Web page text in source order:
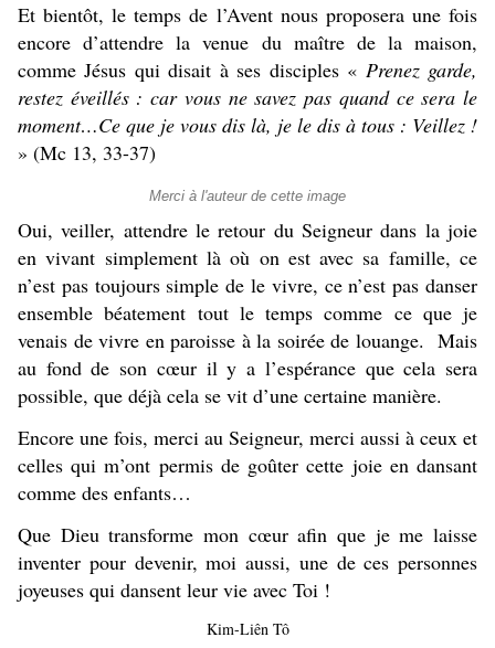
Et bientôt, le temps de l’Avent nous proposera une fois
encore d’attendre la venue du maître de la maison,
comme Jésus qui disait à ses disciples « Prenez garde,
restez éveillés : car vous ne savez pas quand ce sera le
moment…Ce que je vous dis là, je le dis à tous : Veillez !
» (Mc 13, 33-37)
Merci à l'auteur de cette image
Oui, veiller, attendre le retour du Seigneur dans la joie
en vivant simplement là où on est avec sa famille, ce
n’est pas toujours simple de le vivre, ce n’est pas danser
ensemble béatement tout le temps comme ce que je
venais de vivre en paroisse à la soirée de louange. Mais
au fond de son cœur il y a l’espérance que cela sera
possible, que déjà cela se vit d’une certaine manière.
Encore une fois, merci au Seigneur, merci aussi à ceux et
celles qui m’ont permis de goûter cette joie en dansant
comme des enfants…
Que Dieu transforme mon cœur afin que je me laisse
inventer pour devenir, moi aussi, une de ces personnes
joyeuses qui dansent leur vie avec Toi !
Kim-Liên Tô